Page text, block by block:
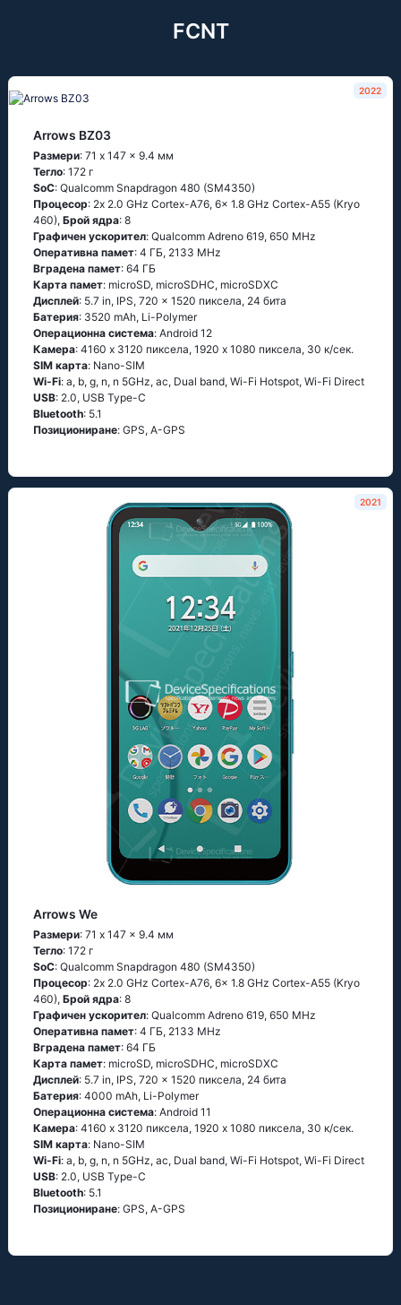
FCNT
2022
Arrows BZ03
Размери: 71 x 147 x 9.4 мм
Тегло: 172 г
SoC: Qualcomm Snapdragon 480 (SM4350)
Процесор: 2x 2.0 GHz Cortex-A76, 6x 1.8 GHz Cortex-A55 (Kryo
460), Брой ядра: 8
Графичен ускорител: Qualcomm Adreno 619, 650 MHz
Оперативна памет: 4 ГБ, 2133 MHz
Вградена памет: 64 ГБ
Карта памет: microSD, microSDHC, microSDXC
Дисплей: 5.7 in, IPS, 720 x 1520 пиксела, 24 бита
Батерия: 3520 mAh, Li-Polymer
Операционна система: Android 12
Камера: 4160 x 3120 пиксела, 1920 x 1080 пиксела, 30 к/сек.
SIM карта: Nano-SIM
Wi-Fi: a, b, g, n, n 5GHz, ac, Dual band, Wi-Fi Hotspot, Wi-Fi Direct
USB: 2.0, USB Type-C
Bluetooth: 5.1
Позициониране: GPS, A-GPS
2021
Arrows We
Размери: 71 x 147 x 9.4 мм
Тегло: 172 г
SoC: Qualcomm Snapdragon 480 (SM4350)
Процесор: 2x 2.0 GHz Cortex-A76, 6x 1.8 GHz Cortex-A55 (Kryo
460), Брой ядра: 8
Графичен ускорител: Qualcomm Adreno 619, 650 MHz
Оперативна памет: 4 ГБ, 2133 MHz
Вградена памет: 64 ГБ
Карта памет: microSD, microSDHC, microSDXC
Дисплей: 5.7 in, IPS, 720 x 1520 пиксела, 24 бита
Батерия: 4000 mAh, Li-Polymer
Операционна система: Android 11
Камера: 4160 x 3120 пиксела, 1920 x 1080 пиксела, 30 к/сек.
SIM карта: Nano-SIM
Wi-Fi: a, b, g, n, n 5GHz, ac, Dual band, Wi-Fi Hotspot, Wi-Fi Direct
USB: 2.0, USB Type-C
Bluetooth: 5.1
Позициониране: GPS, A-GPS